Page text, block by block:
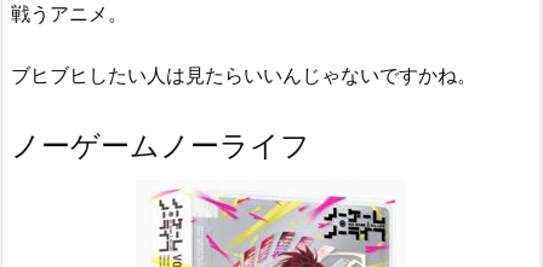
戦うアニメ。
ブヒブヒしたい人は見たらいいんじゃないですかね。
ノーゲームノーライフ